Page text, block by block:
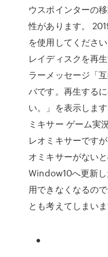
ウスポインターの
性があります。
を使用してくださ
レイディスクを再
ラーメッセージ「
バです。再生する
い。」を表示しま
ミキサー ゲーム実
レオミキサーです
オミキサーがない
Window10へ更新
用できなくなるの
とも考えてしまいま